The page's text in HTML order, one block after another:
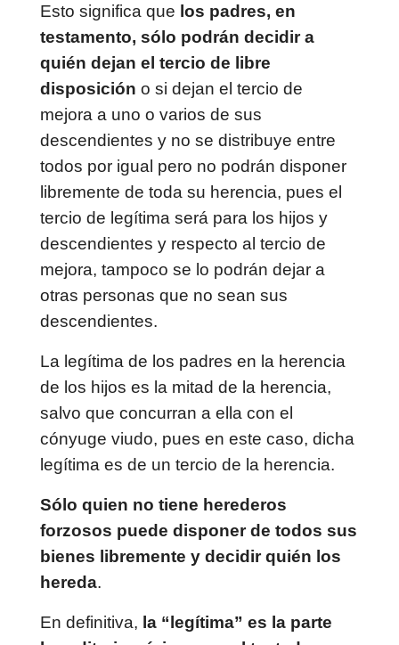
Esto significa que los padres, en
testamento, sólo podrán decidir a
quién dejan el tercio de libre
disposición o si dejan el tercio de
mejora a uno o varios de sus
descendientes y no se distribuye entre
todos por igual pero no podrán disponer
libremente de toda su herencia, pues el
tercio de legítima será para los hijos y
descendientes y respecto al tercio de
mejora, tampoco se lo podrán dejar a
otras personas que no sean sus
descendientes.
La legítima de los padres en la herencia
de los hijos es la mitad de la herencia,
salvo que concurran a ella con el
cónyuge viudo, pues en este caso, dicha
legítima es de un tercio de la herencia.
Sólo quien no tiene herederos
forzosos puede disponer de todos sus
bienes libremente y decidir quién los
hereda.
En definitiva, la “legítima” es la parte